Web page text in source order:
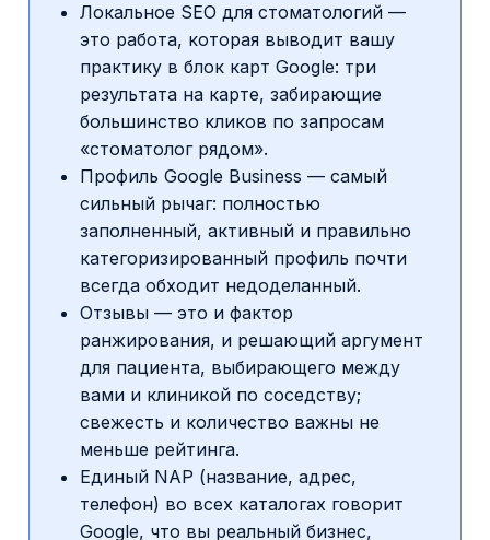
Локальное SEO для стоматологий —
это работа, которая выводит вашу
практику в блок карт Google: три
результата на карте, забирающие
большинство кликов по запросам
«стоматолог рядом».
Профиль Google Business — самый
сильный рычаг: полностью
заполненный, активный и правильно
категоризированный профиль почти
всегда обходит недоделанный.
Отзывы — это и фактор
ранжирования, и решающий аргумент
для пациента, выбирающего между
вами и клиникой по соседству;
свежесть и количество важны не
меньше рейтинга.
Единый NAP (название, адрес,
телефон) во всех каталогах говорит
Google, что вы реальный бизнес,